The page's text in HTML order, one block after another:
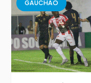
GAUCHÃO